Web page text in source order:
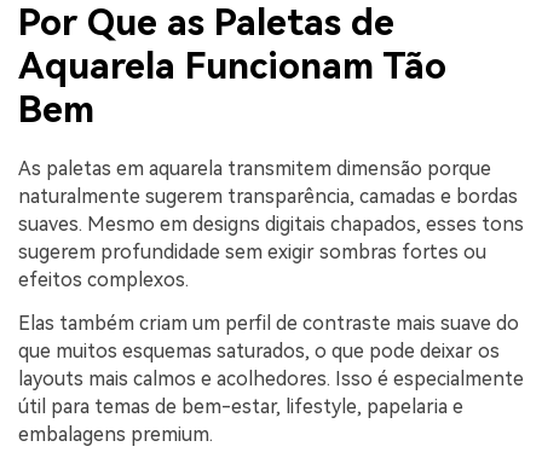
Por Que as Paletas de
Aquarela Funcionam Tão
Bem
As paletas em aquarela transmitem dimensão porque
naturalmente sugerem transparência, camadas e bordas
suaves. Mesmo em designs digitais chapados, esses tons
sugerem profundidade sem exigir sombras fortes ou
efeitos complexos.
Elas também criam um perfil de contraste mais suave do
que muitos esquemas saturados, o que pode deixar os
layouts mais calmos e acolhedores. Isso é especialmente
útil para temas de bem-estar, lifestyle, papelaria e
embalagens premium.